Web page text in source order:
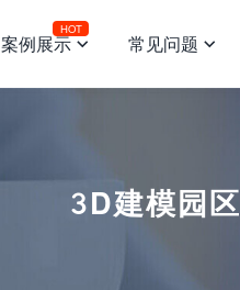
案例展示
HOT
 常见问题 
3D建模园区